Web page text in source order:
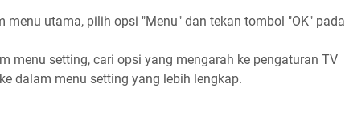
menu utama, pilih opsi "Menu" dan tekan tombol "OK" pada
menu setting, cari opsi yang mengarah ke pengaturan TV
dalam menu setting yang lebih lengkap.